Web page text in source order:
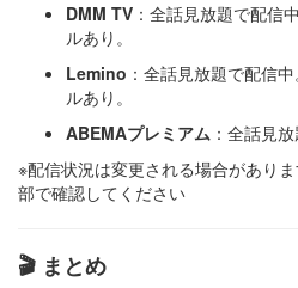
DMM TV ：​全話見放題で配信
ルあり。
Lemino ：​全話見放題で配信
ルあり。
ABEMAプレミアム ：​全話見
※配信状況は変更される場合があり
部で確認してください
🎬 まとめ